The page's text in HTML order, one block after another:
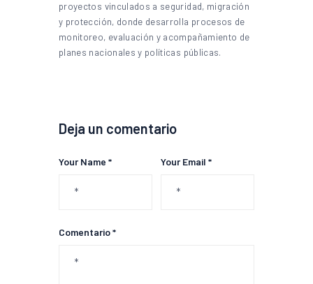
proyectos vinculados a seguridad, migración
y protección, donde desarrolla procesos de
monitoreo, evaluación y acompañamiento de
planes nacionales y políticas públicas.
Deja un comentario
Your Name * Your Email *
Comentario *